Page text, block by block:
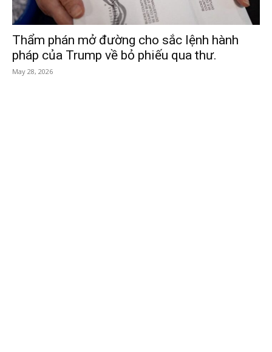
Thẩm phán mở đường cho sắc lệnh hành
pháp của Trump về bỏ phiếu qua thư.
May 28, 2026